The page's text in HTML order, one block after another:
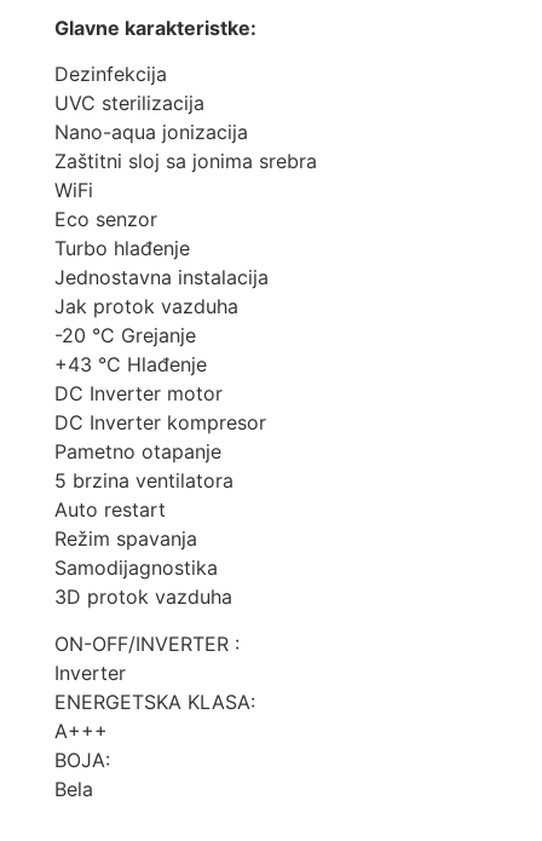
Glavne karakteristke:
Dezinfekcija
UVC sterilizacija
Nano-aqua jonizacija
Zaštitni sloj sa jonima srebra
WiFi
Eco senzor
Turbo hlađenje
Jednostavna instalacija
Jak protok vazduha
-20 °C Grejanje
+43 °C Hlađenje
DC Inverter motor
DC Inverter kompresor
Pametno otapanje
5 brzina ventilatora
Auto restart
Režim spavanja
Samodijagnostika
3D protok vazduha
ON-OFF/INVERTER :
Inverter
ENERGETSKA KLASA:
A+++
BOJA:
Bela